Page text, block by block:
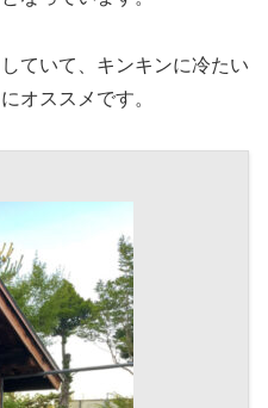
ていて、キンキンに冷たい
オススメです。